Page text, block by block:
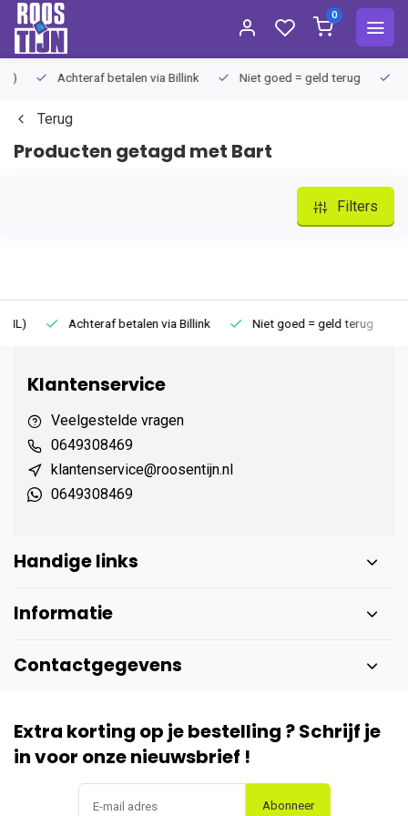
0
Achteraf betalen via Billink Niet goed = geld terug
Terug
Producten getagd met Bart
Filters
Achteraf betalen via Billink Niet goed = geld terug
Klantenservice
Veelgestelde vragen
0649308469
klantenservice@roosentijn.nl
0649308469
Handige links
Informatie
Contactgegevens
Extra korting op je bestelling ? Schrijf je
in voor onze nieuwsbrief !
Abonneer